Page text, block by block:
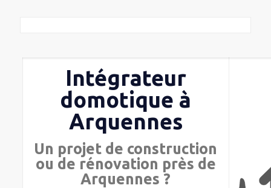
Intégrateur
domotique à
Arquennes
Un projet de construction
ou de rénovation près de
Arquennes ?